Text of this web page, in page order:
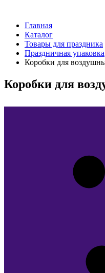
Главная
Каталог
Товары для праздника
Праздничная упаковка
Коробки для
Коробки для